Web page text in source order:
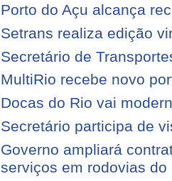
Porto do Açu alcança
Setrans realiza edição
Secretário de
MultiRio recebe novo
Docas do Rio vai
Secretário participa de
Governo ampliará
serviços em rodovias do